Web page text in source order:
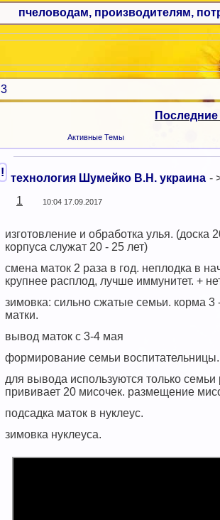
пчеловодам, производителям,
3
Активные Темы
! технология Шумейко В.Н. украина -
1 10:04 17.09.2017
изготовление и обработка улья.
корпуса служат 20 - 25 лет)
смена маток 2 раза в год. неплодка в
крупнее расплод, лучше иммунитет. +
зимовка: сильно сжатые семьи. корма 3
матки.
вывод маток с 3-4 мая
формирование семьи воспитательницы.
для вывода используются только
прививает 20 мисочек. размещение
подсадка маток в нуклеус.
зимовка нуклеуса.